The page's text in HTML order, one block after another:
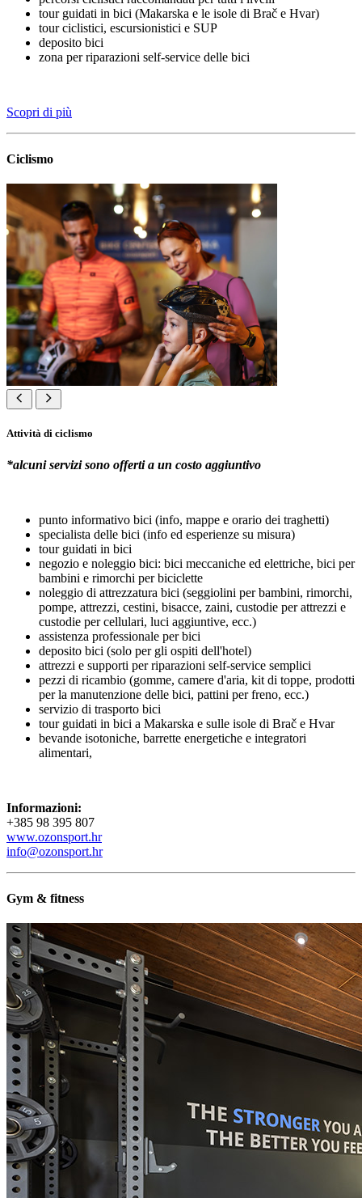
tour guidati in bici (Makarska e le isole di Brač e Hvar)
tour ciclistici, escursionistici e SUP
deposito bici
zona per riparazioni self-service delle bici
Scopri di più
Ciclismo
Attività di ciclismo
*alcuni servizi sono offerti a un costo aggiuntivo
punto informativo bici (info, mappe e orario dei traghetti)
specialista delle bici (info ed esperienze su misura)
tour guidati in bici
negozio e noleggio bici: bici meccaniche ed elettriche, bici per
bambini e rimorchi per biciclette
noleggio di attrezzatura bici (seggiolini per bambini, rimorchi,
pompe, attrezzi, cestini, bisacce, zaini, custodie per attrezzi e
custodie per cellulari, luci aggiuntive, ecc.)
assistenza professionale per bici
deposito bici (solo per gli ospiti dell'hotel)
attrezzi e supporti per riparazioni self-service semplici
pezzi di ricambio (gomme, camere d'aria, kit di toppe, prodotti
per la manutenzione delle bici, pattini per freno, ecc.)
servizio di trasporto bici
tour guidati in bici a Makarska e sulle isole di Brač e Hvar
bevande isotoniche, barrette energetiche e integratori
alimentari,
Informazioni:
+385 98 395 807
www.ozonsport.hr
info@ozonsport.hr
Gym & fitness